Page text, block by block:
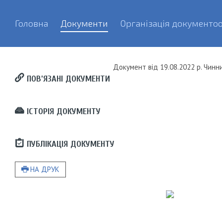
Головна Документи Організація
Документ від 19.08.2022 р.
ПОВ’ЯЗАНІ ДОКУМЕНТИ
ІСТОРІЯ ДОКУМЕНТУ
ПУБЛІКАЦІЯ ДОКУМЕНТУ
НА ДРУК